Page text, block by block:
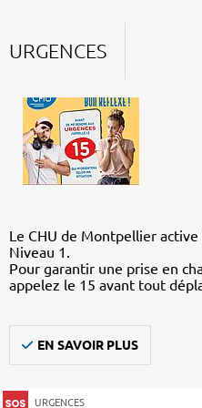
URGENCES
Le CHU de Montpellier
Niveau 1.
Pour garantir une prise en
appelez le 15 avant tout
EN SAVOIR PLUS
URGENCES